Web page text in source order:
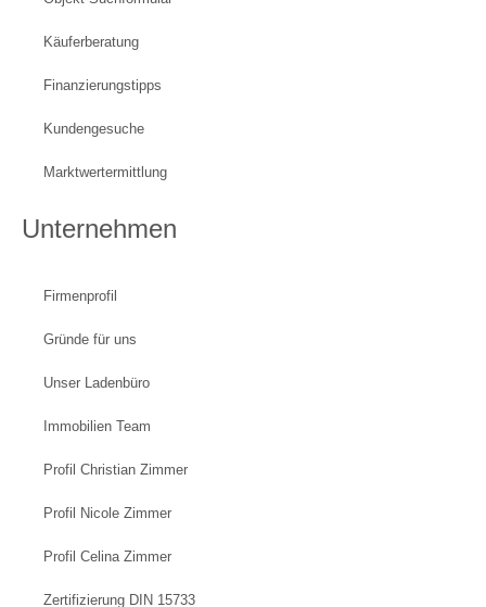
Käuferberatung
Finanzierungstipps
Kundengesuche
Marktwertermittlung
Unternehmen
Firmenprofil
Gründe für uns
Unser Ladenbüro
Immobilien Team
Profil Christian Zimmer
Profil Nicole Zimmer
Profil Celina Zimmer
Zertifizierung DIN 15733